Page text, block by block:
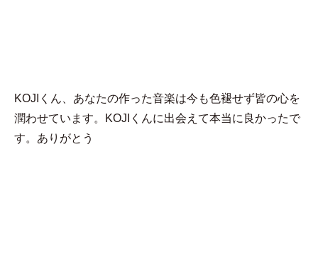
KOJIくん、あなたの作った音楽は今も色褪せず皆の心を
潤わせています。KOJIくんに出会えて本当に良かったで
す。ありがとう